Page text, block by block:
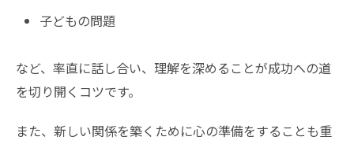
子どもの問題
など、率直に話し合い、理解を深めることが成功への道
を切り開くコツです。
また、新しい関係を築くために心の準備をすることも重